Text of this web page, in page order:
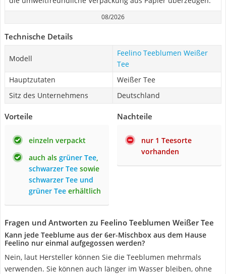
08/2026
Technische Details
Modell
Feelino Teeblumen Weißer
Tee
Hauptzutaten
Weißer Tee
Sitz des Unternehmens
Deutschland
Vorteile
einzeln verpackt
auch als grüner Tee,
schwarzer Tee sowie
schwarzer Tee und
grüner Tee erhältlich
Nachteile
nur 1 Teesorte
vorhanden
Fragen und Antworten zu Feelino Teeblumen Weißer Tee
Kann jede Teeblume aus der 6er-Mischbox aus dem Hause
Feelino nur einmal aufgegossen werden?
Nein, laut Hersteller können Sie die Teeblumen mehrmals
verwenden. Sie können auch länger im Wasser bleiben, ohne